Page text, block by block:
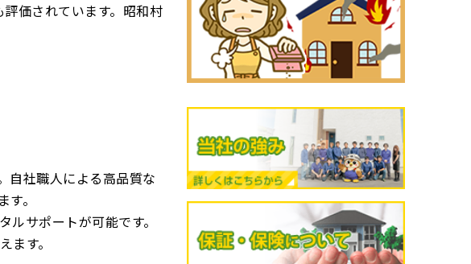
価されています。昭和村
自社職人による高品質な
。
サポートが可能です。
す。